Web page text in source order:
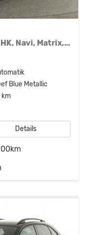
R-Line 1.5 TSI DSG R-Line, AHK, Navi, Matrix, Kamera, ACC, Winter, 4 J.-Garantie
Blue Metallic
km
Details